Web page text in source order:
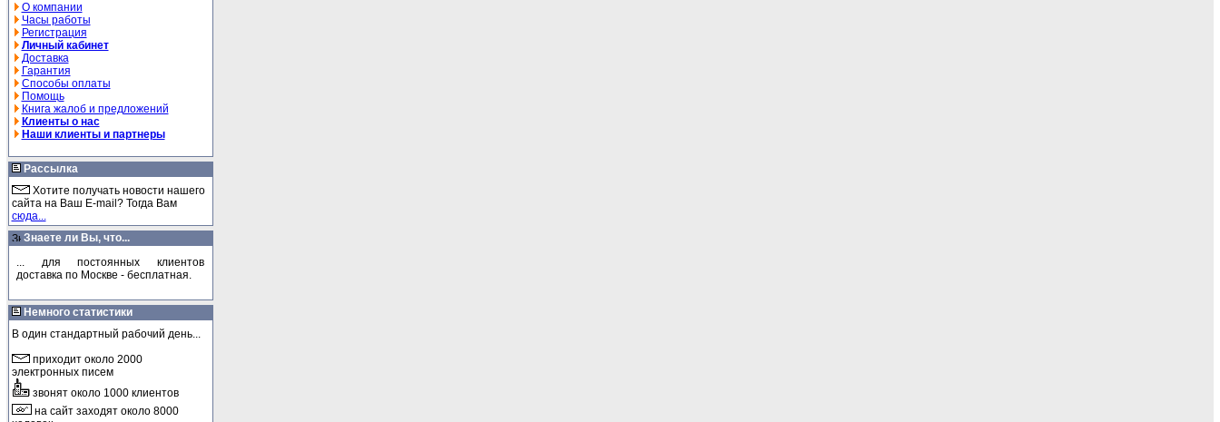
О компании
Часы работы
Регистрация
Личный кабинет
Доставка
Гарантия
Способы оплаты
Помощь
Книга жалоб и предложений
Клиенты о нас
Наши клиенты и партнеры
Рассылка
Хотите получать новости нашего
сайта на Ваш E-mail? Тогда Вам
сюда...
Знаете ли Вы, что...
... для постоянных клиентов
доставка по Москве - бесплатная.
Немного статистики
В один стандартный рабочий день...
приходит около 2000
электронных писем
звонят около 1000 клиентов
на сайт заходят около 8000